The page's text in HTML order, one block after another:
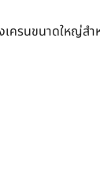
รนขนาดใหญ่สำ